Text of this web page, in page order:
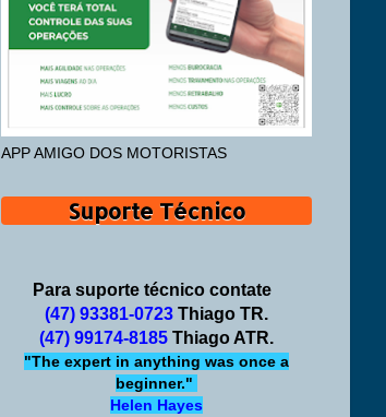
APP AMIGO DOS MOTORISTAS
Suporte Técnico
Para suporte técnico contate
(47) 93381-0723Thiago TR.
(47) 99174-8185Thiago ATR.
"The expert in anything was once a
beginner."
Helen Hayes